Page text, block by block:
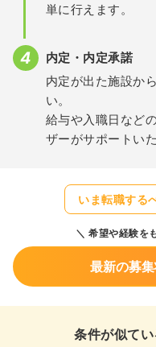
単に行えます。
内定・内定承諾
内定が出た施設か
い。
給与や入職日など
ザーがサポートい
いま転職する
希望や経験を
最新の募
条件が似て